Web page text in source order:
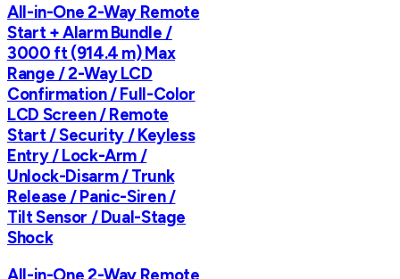
All-in-One 2-Way Remote
Start + Alarm Bundle /
3000 ft (914.4 m) Max
Range / 2-Way LCD
Confirmation / Full-Color
LCD Screen / Remote
Start / Security / Keyless
Entry / Lock-Arm /
Unlock-Disarm / Trunk
Release / Panic-Siren /
Tilt Sensor / Dual-Stage
Shock
All-in-One 2-Way Remote